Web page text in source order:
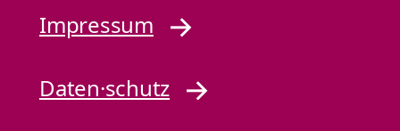
Impressum
Daten·schutz